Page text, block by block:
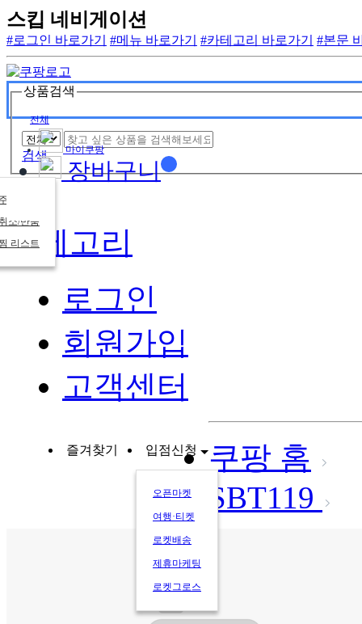
스킵 네비게이션
#로그인 바로가기 #메뉴 바로가기 #카테고리 바로가기 #본문
상품검색
전체
검색 마이쿠팡
문목록
소/반품
리스트
장바구니
카테고리
로그인
회원가입
고객센터
즐겨찾기 입점신청
오픈마켓
여행·티켓
로켓배송
제휴마케팅
로켓그로스
쿠팡 홈
SBT119